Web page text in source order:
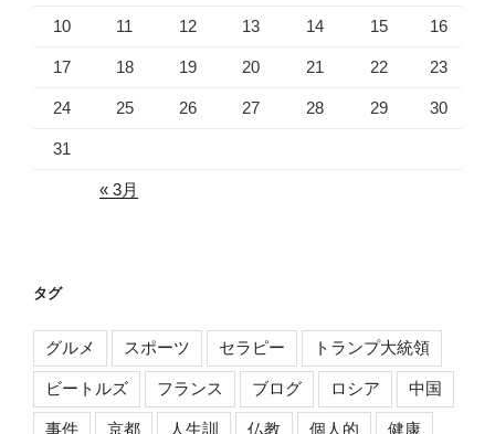
10 11 12 13 14 15 16
17 18 19 20 21 22 23
24 25 26 27 28 29 30
31
« 3月
タグ
グルメ スポーツ セラピー トランプ大統領
ビートルズ フランス ブログ ロシア 中国
事件 京都 人生訓 仏教 個人的 健康